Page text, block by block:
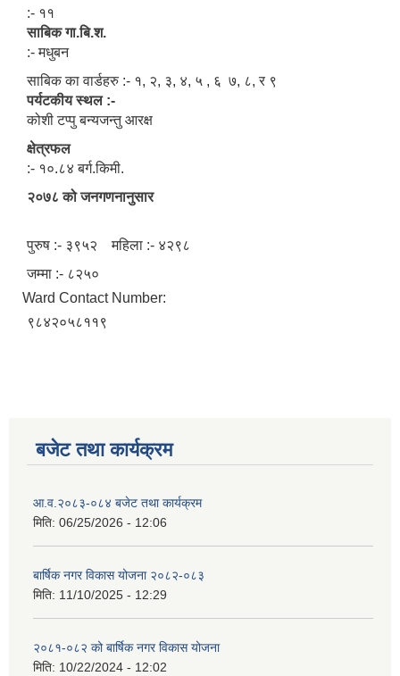
:- ११
साबिक गा.बि.श.
:- मधुबन
साबिक का वार्डहरु :- १, २, ३, ४, ५ , ६ ७, ८, र ९
पर्यटकीय स्थल :-
कोशी टप्पु बन्यजन्तु आरक्ष
क्षेत्रफल
:- १०.८४ बर्ग.किमी.
२०७८ को जनगणनानुसार
पुरुष :- ३९५२ महिला :- ४२९८
जम्मा :- ८२५०
Ward Contact Number:
९८४२०५८११९
बजेट तथा कार्यक्रम
आ.व.२०८३-०८४ बजेट तथा कार्यक्रम
मिति: 06/25/2026 - 12:06
बार्षिक नगर विकास योजना २०८२-०८३
मिति: 11/10/2025 - 12:29
२०८१-०८२ को बार्षिक नगर विकास योजना
मिति: 10/22/2024 - 12:02